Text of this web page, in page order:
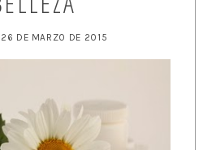
26 DE MARZO DE 2015